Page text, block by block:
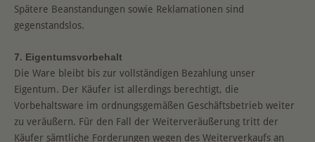
Spätere Beanstandungen sowie Reklamationen sind
gegenstandslos.
7. Eigentumsvorbehalt
Die Ware bleibt bis zur vollständigen Bezahlung unser
Eigentum. Der Käufer ist allerdings berechtigt, die
Vorbehaltsware im ordnungsgemäßen Geschäftsbetrieb weiter
zu veräußern. Für den Fall der Weiterveräußerung tritt der
Käufer sämtliche Forderungen wegen des Weiterverkaufs an